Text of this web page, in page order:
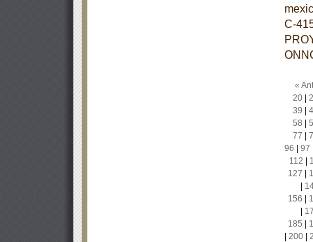
C-
«
20|
39
58
77
96
97
112
127
156
185
200|